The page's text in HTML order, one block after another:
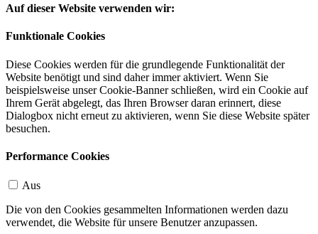
Auf dieser Website verwenden wir:
Funktionale Cookies
Diese Cookies werden für die grundlegende Funktionalität der
Website benötigt und sind daher immer aktiviert. Wenn Sie
beispielsweise unser Cookie-Banner schließen, wird ein Cookie auf
Ihrem Gerät abgelegt, das Ihren Browser daran erinnert, diese
Dialogbox nicht erneut zu aktivieren, wenn Sie diese Website später
besuchen.
Performance Cookies
Aus
Die von den Cookies gesammelten Informationen werden dazu
verwendet, die Website für unsere Benutzer anzupassen.